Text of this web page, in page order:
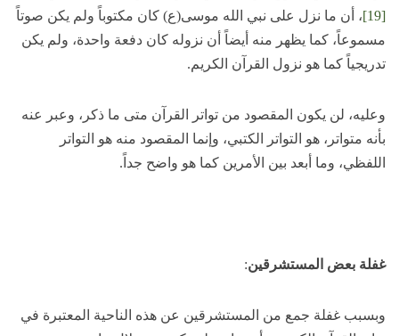
[19]
، أن ما نزل على نبي الله موسى(ع) كان مكتوباً ولم يكن صوتاً
مسموعاً، كما يظهر منه أيضاً أن نزوله كان دفعة واحدة، ولم يكن
تدريجياً كما هو نزول القرآن الكريم.
وعليه، لن يكون المقصود من تواتر القرآن متى ما ذكر، وعبر عنه
بأنه متواتر، هو التواتر الكتبي، وإنما المقصود منه هو التواتر
اللفظي، وما أبعد بين الأمرين كما هو واضح جداً.
غفلة بعض المستشرقين:
وبسبب غفلة جمع من المستشرقين عن هذه الناحية المعتبرة في